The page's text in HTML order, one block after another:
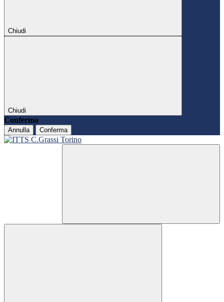
Chiudi
Chiudi
Conferma
Annulla Conferma